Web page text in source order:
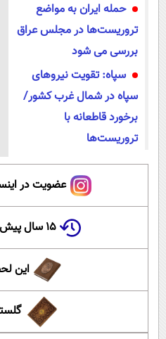
حمله ایران به مواضع
تروریست‌ها در مجلس عراق
بررسی می شود
سپاه: تقویت نیروهای
سپاه در شمال غرب کشور/
برخورد قاطعانه با
تروریست‌ها
عضویت در
۱۵ سال پیش در چنین روزی
این